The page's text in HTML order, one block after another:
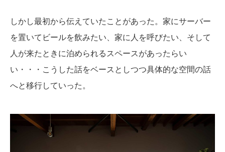
しかし最初から伝えていたことがあった。家にサーバー
を置いてビールを飲みたい、家に人を呼びたい、そして
人が来たときに泊められるスペースがあったらい
い・・・こうした話をベースとしつつ具体的な空間の話
へと移行していった。